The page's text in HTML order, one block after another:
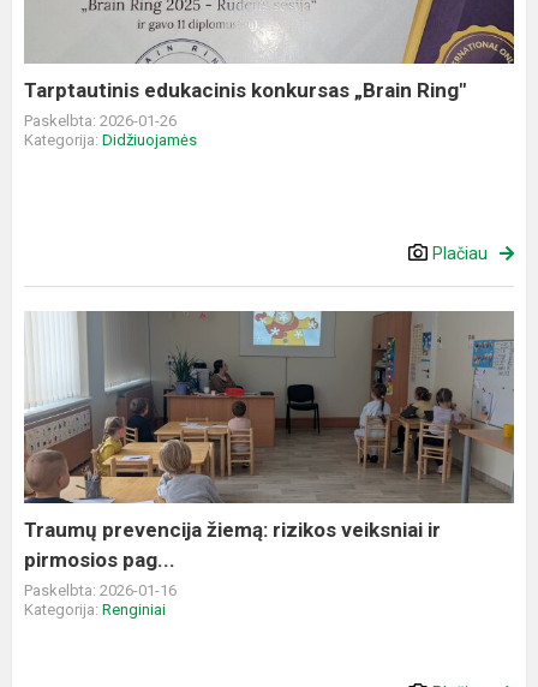
Tarptautinis edukacinis konkursas „Brain Ring"
Paskelbta: 2026-01-26
Kategorija: Didžiuojamės
Plačiau
Traumų
rizikos
veiksniai
ir
pirmosios
pag...
Traumų prevencija žiemą: rizikos veiksniai ir
pirmosios pag...
Paskelbta: 2026-01-16
Kategorija: Renginiai